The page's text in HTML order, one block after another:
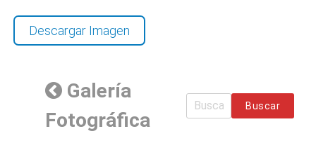
Descargar Imagen
Galería
Fotográfica
Buscar